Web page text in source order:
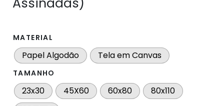
MATERIAL
Papel Algodão Tela em Canvas
TAMANHO
23x30 45X60 60x80
80x110